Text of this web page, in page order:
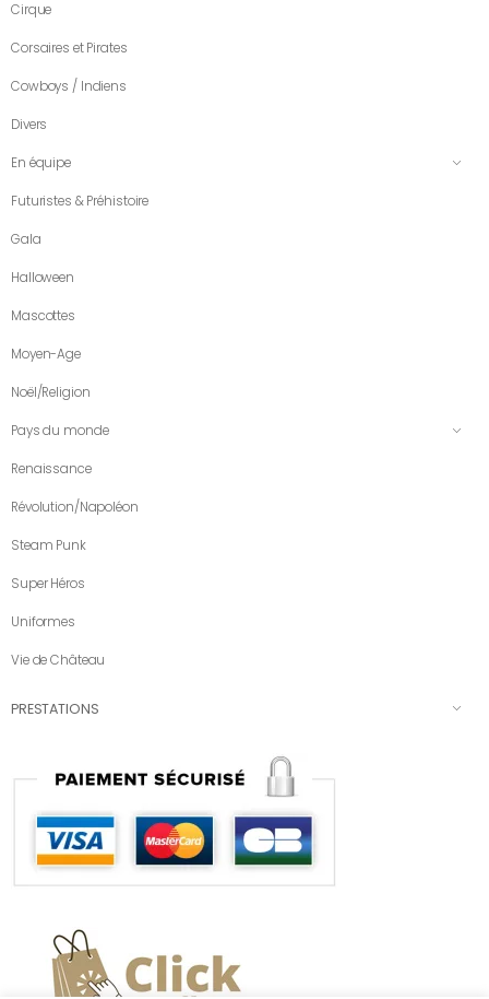
Cirque
Corsaires et Pirates
Cowboys / Indiens
Divers
En équipe
Futuristes & Préhistoire
Gala
Halloween
Mascottes
Moyen-Age
Noël/Religion
Pays du monde
Renaissance
Révolution/Napoléon
Steam Punk
Super Héros
Uniformes
Vie de Château
PRESTATIONS